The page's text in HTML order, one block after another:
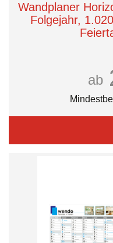
Wandplaner
Folgejahr,
ab